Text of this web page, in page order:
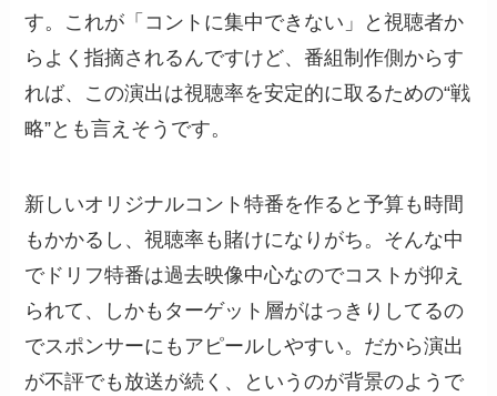
す。これが「コントに集中できない」と視聴者か
らよく指摘されるんですけど、番組制作側からす
れば、この演出は視聴率を安定的に取るための“戦
略”とも言えそうです。
新しいオリジナルコント特番を作ると予算も時間
もかかるし、視聴率も賭けになりがち。そんな中
でドリフ特番は過去映像中心なのでコストが抑え
られて、しかもターゲット層がはっきりしてるの
でスポンサーにもアピールしやすい。だから演出
が不評でも放送が続く、というのが背景のようで